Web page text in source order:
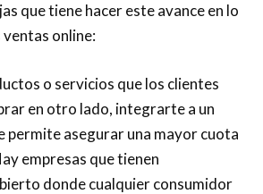
que tiene hacer este avance en lo
ventas online:
o servicios que los clientes
en otro lado, integrarte a un
permite asegurar una mayor cuota
empresas que tienen
donde cualquier consumidor